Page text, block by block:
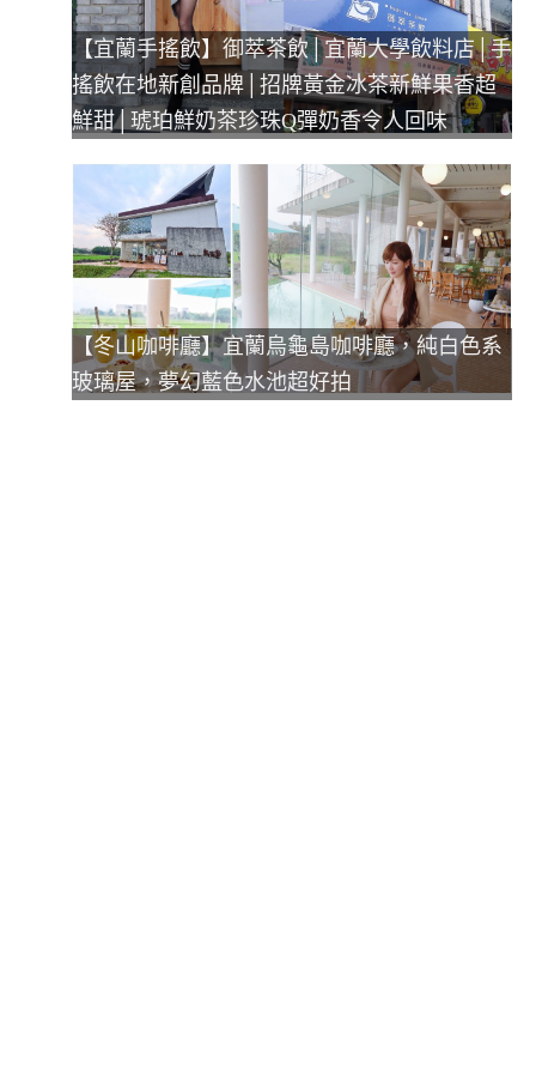
【宜蘭手搖飲】御萃茶飲│宜蘭大學飲料店│手
搖飲在地新創品牌│招牌黃金冰茶新鮮果香超
鮮甜│琥珀鮮奶茶珍珠Q彈奶香令人回味
【冬山咖啡廳】宜蘭烏龜島咖啡廳，純白色系
玻璃屋，夢幻藍色水池超好拍